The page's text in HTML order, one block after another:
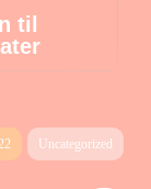
til
Uncategorized